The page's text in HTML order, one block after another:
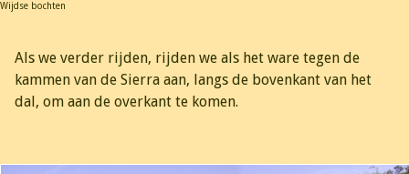
Wijdse bochten
Als we verder rijden, rijden we als het ware tegen de
kammen van de Sierra aan, langs de bovenkant van het
dal, om aan de overkant te komen.